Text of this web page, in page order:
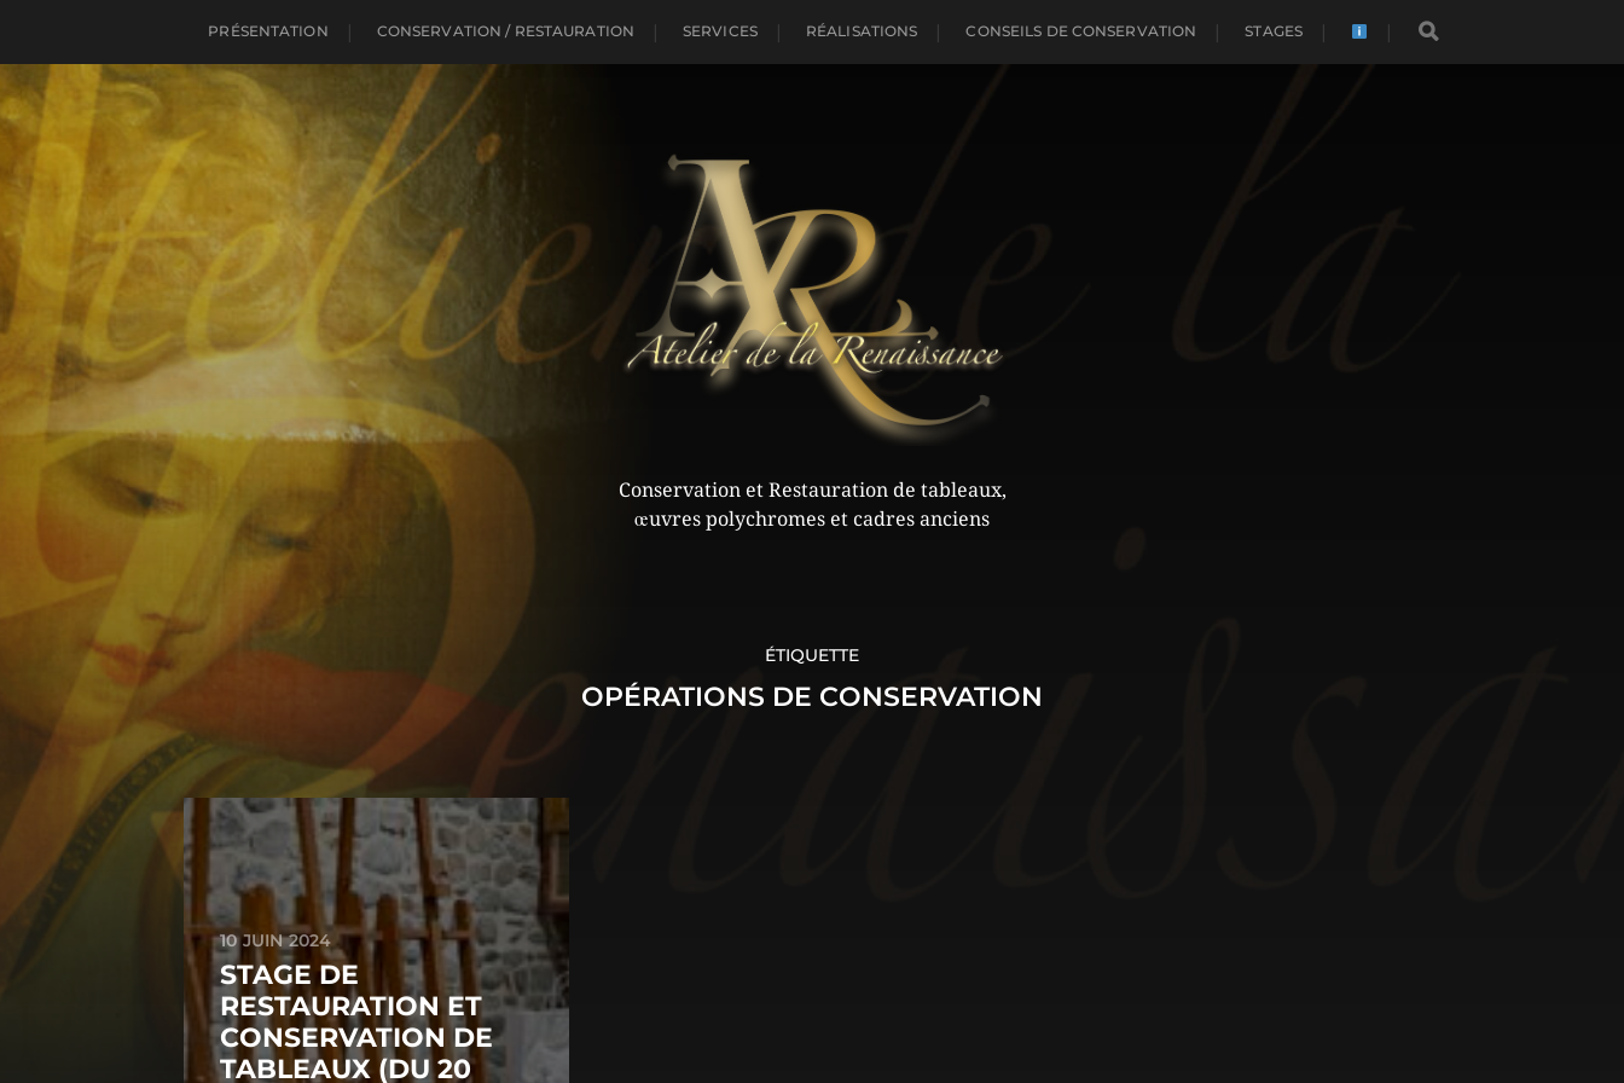
PRÉSENTATION CONSERVATION / RESTAURATION SERVICES RÉALISATIONS CONSEILS DE CONSERVATION STAGES
Conservation et Restauration de tableaux,
œuvres polychromes et cadres anciens
ÉTIQUETTE
OPÉRATIONS DE CONSERVATION
10 JUIN 2024
STAGE DE
RESTAURATION ET
CONSERVATION DE
TABLEAUX (DU 20